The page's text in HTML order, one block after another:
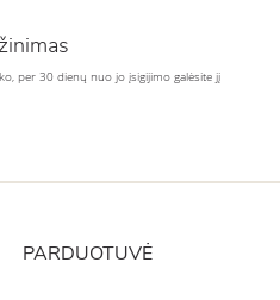
per 30 dienų nuo jo įsigijimo galėsite jį
PARDUOTUVĖ